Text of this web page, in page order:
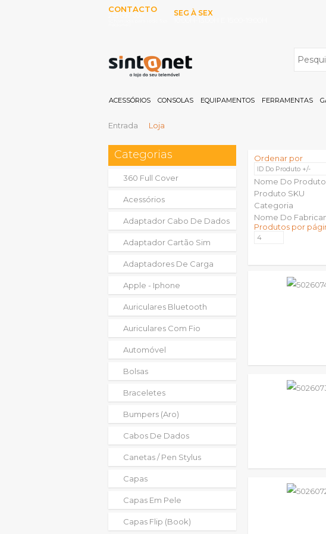
CONTACTO
SEG À SEX
ACESSÓRIOS CONSOLAS EQUIPAMENTOS FERRAMENTAS
Entrada Loja
Categorias
360 Full Cover
Acessórios
Adaptador Cabo De Dados
Adaptador Cartão Sim
Adaptadores De Carga
Apple - Iphone
Auriculares Bluetooth
Auriculares Com Fio
Automóvel
Bolsas
Braceletes
Bumpers (aro)
Cabos De Dados
Canetas / Pen Stylus
Capas
Capas Em Pele
Capas Flip (book)
Ordenar por
ID Do Produto +/-
Nome Do Produto
Produto SKU
Categoria
Nome Do
Produtos por